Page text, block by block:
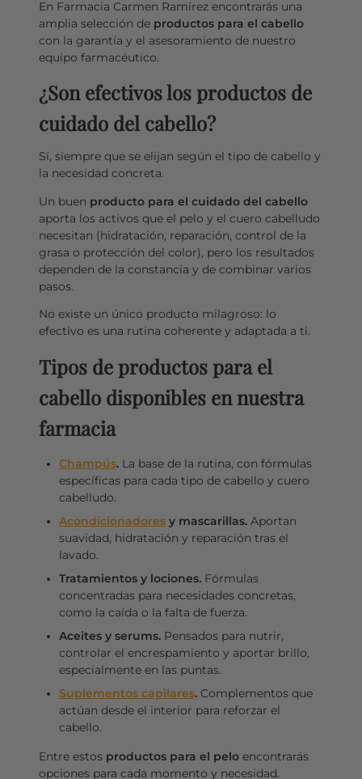
En Farmacia Carmen Ramírez encontrarás una
amplia selección de productos para el cabello
con la garantía y el asesoramiento de nuestro
equipo farmacéutico.
¿Son efectivos los productos de
cuidado del cabello?
Sí, siempre que se elijan según el tipo de cabello y
la necesidad concreta.
Un buen producto para el cuidado del cabello
aporta los activos que el pelo y el cuero cabelludo
necesitan (hidratación, reparación, control de la
grasa o protección del color), pero los resultados
dependen de la constancia y de combinar varios
pasos.
No existe un único producto milagroso: lo
efectivo es una rutina coherente y adaptada a ti.
Tipos de productos para el
cabello disponibles en nuestra
farmacia
Champús.La base de la rutina, con fórmulas
específicas para cada tipo de cabello y cuero
cabelludo.
Acondicionadoresy mascarillas.Aportan
suavidad, hidratación y reparación tras el
lavado.
Tratamientos y lociones.Fórmulas
concentradas para necesidades concretas,
como la caída o la falta de fuerza.
Aceites y serums.Pensados para nutrir,
controlar el encrespamiento y aportar brillo,
especialmente en las puntas.
Suplementos capilares.Complementos que
actúan desde el interior para reforzar el
cabello.
Entre estos productos para el peloencontrarás
opciones para cada momento y necesidad.